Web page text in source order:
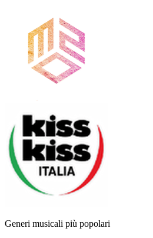
Generi musicali più popolari